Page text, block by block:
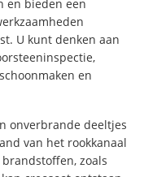
en bieden een
U kunt denken aan
en
onverbrande deeltjes
van het rookkanaal
zoals